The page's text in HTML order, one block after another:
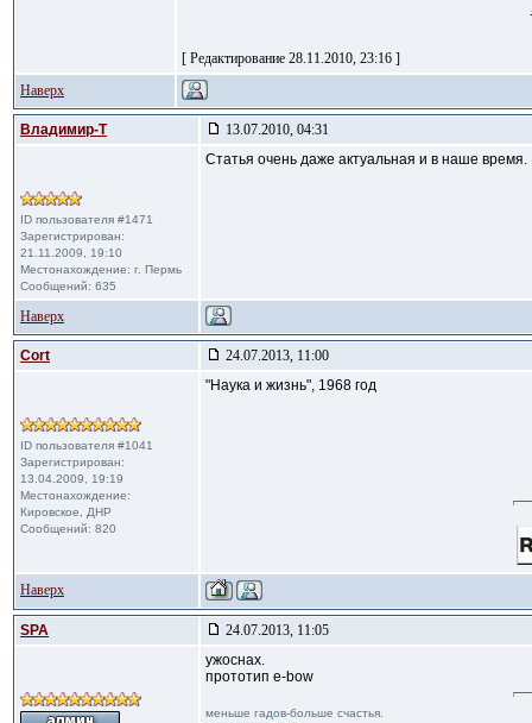
[ Редактирование 28.11.2010, 23:16 ]
Наверх
Владимир-Т 13.07.2010, 04:31
ID пользователя #1471
Зарегистрирован:
21.11.2009, 19:10
Местонахождение: г. Пермь
Сообщений: 635
Статья очень даже актуальная и в наше
Наверх
Cort 24.07.2013, 11:00
ID пользователя #1041
Зарегистрирован:
13.04.2009, 19:19
Местонахождение:
Кировское, ДНР
Сообщений: 820
"Наука и жизнь", 1968 год
Наверх
SPA 24.07.2013, 11:05
ужоснах.
прототип e-bow
меньше гадов-больше счастья.